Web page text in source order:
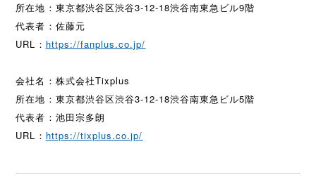
所在地：東京都渋谷区渋谷3-12-18渋谷南東急ビル9階
代表者：佐藤元
URL： https://fanplus.co.jp/
会社名：株式会社Tixplus
所在地：東京都渋谷区渋谷3-12-18渋谷南東急ビル5階
代表者：池田宗多朗
URL： https://tixplus.co.jp/